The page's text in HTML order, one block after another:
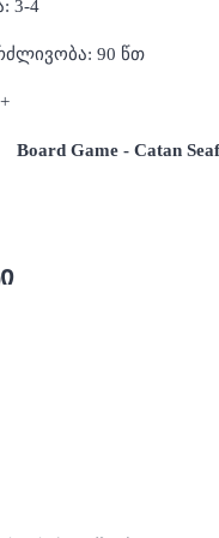
3-4
90 წთ
Board Game - Catan